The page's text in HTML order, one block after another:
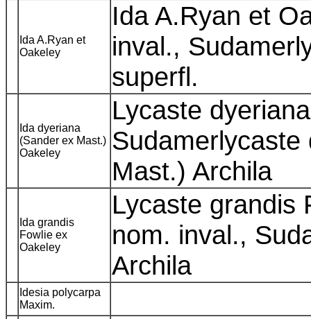
Ida A.Ryan et
Oakeley
Ida A.Ryan et
inval.,
superfl.
Ida dyeriana
(Sander ex Mast.)
Oakeley
Lycaste
Mast.) Archila
Ida grandis
Fowlie ex
Oakeley
Lycaste grandis
nom. inval.,
Archila
Idesia polycarpa
Maxim.